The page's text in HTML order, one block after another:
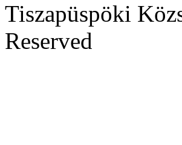
Tiszapüspöki
Reserved